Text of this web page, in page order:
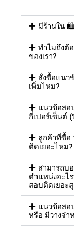
มีร้านใน 🛍️
ทำไมถึงต้
ของเรา?
สั่งซื้อแนว
เพิ่มไหม?
แนวข้อสอ
กี่เปอร์เซ็นต์
ลูกค้าที่ซื้อ
ติดเยอะไหม?
สามารถบ
ตำแหน่งอะไ
สอบติดเยอะ
แนวข้อสอ
หรือ มีวางจ